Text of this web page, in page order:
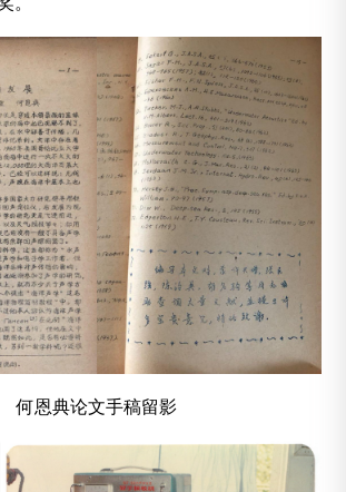
何恩典论文手稿留影